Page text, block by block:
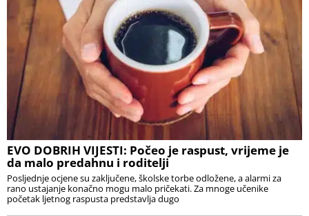
EVO DOBRIH VIJESTI: Počeo je raspust, vrijeme je
da malo predahnu i roditelji
Posljednje ocjene su zaključene, školske torbe odložene, a alarmi za
rano ustajanje konačno mogu malo pričekati. Za mnoge učenike
početak ljetnog raspusta predstavlja dugo